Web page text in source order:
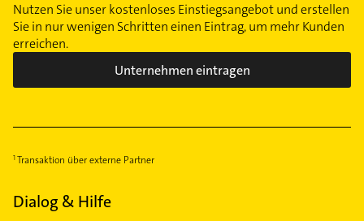
Nutzen Sie unser kostenloses Einstiegsangebot und erstellen
Sie in nur wenigen Schritten einen Eintrag, um mehr Kunden
erreichen.
Unternehmen eintragen
Transaktion über externe Partner
Dialog & Hilfe